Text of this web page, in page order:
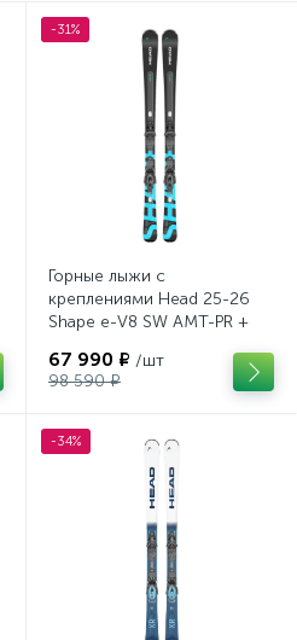
-31%
Горные лыжи с
креплениями Head 25-26
Shape e-V8 SW AMT-PR +
67 990 ₽ /шт
98 590 ₽
-34%